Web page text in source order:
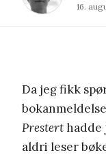
16.
Da jeg fikk
Presterthadde
aldri leser